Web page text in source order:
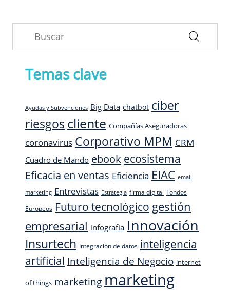
Temas clave
Ayudas y Subvenciones Big Data chatbot ciber
riesgos cliente Compañías Aseguradoras
coronavirus Corporativo MPM CRM
Cuadro de Mando ebook ecosistema
Eficacia en ventas Eficiencia EIAC email
marketing Entrevistas Estrategia firma digital Fondos
Europeos Futuro tecnológico gestión
empresarial infografia Innovación
Insurtech Integración de datos inteligencia
artificial Inteligencia de Negocio internet
of things marketing marketing